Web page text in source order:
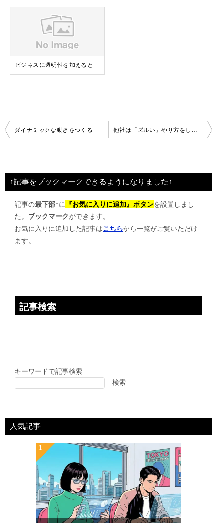
ビジネスに透明性を加えると
投
ビ
ゲ
ダイナミックな動きをつくる
↑記事をブックマークできるようになりました↑
記事の最下部↑に 『お気に入りに追加』ボタンを設置しまし
た。 ブックマークができます。
お気に入りに追加した記事はこちらから一覧がご覧いただけ
ます。
記事検索
キーワードで記事検索
検索
人気記事